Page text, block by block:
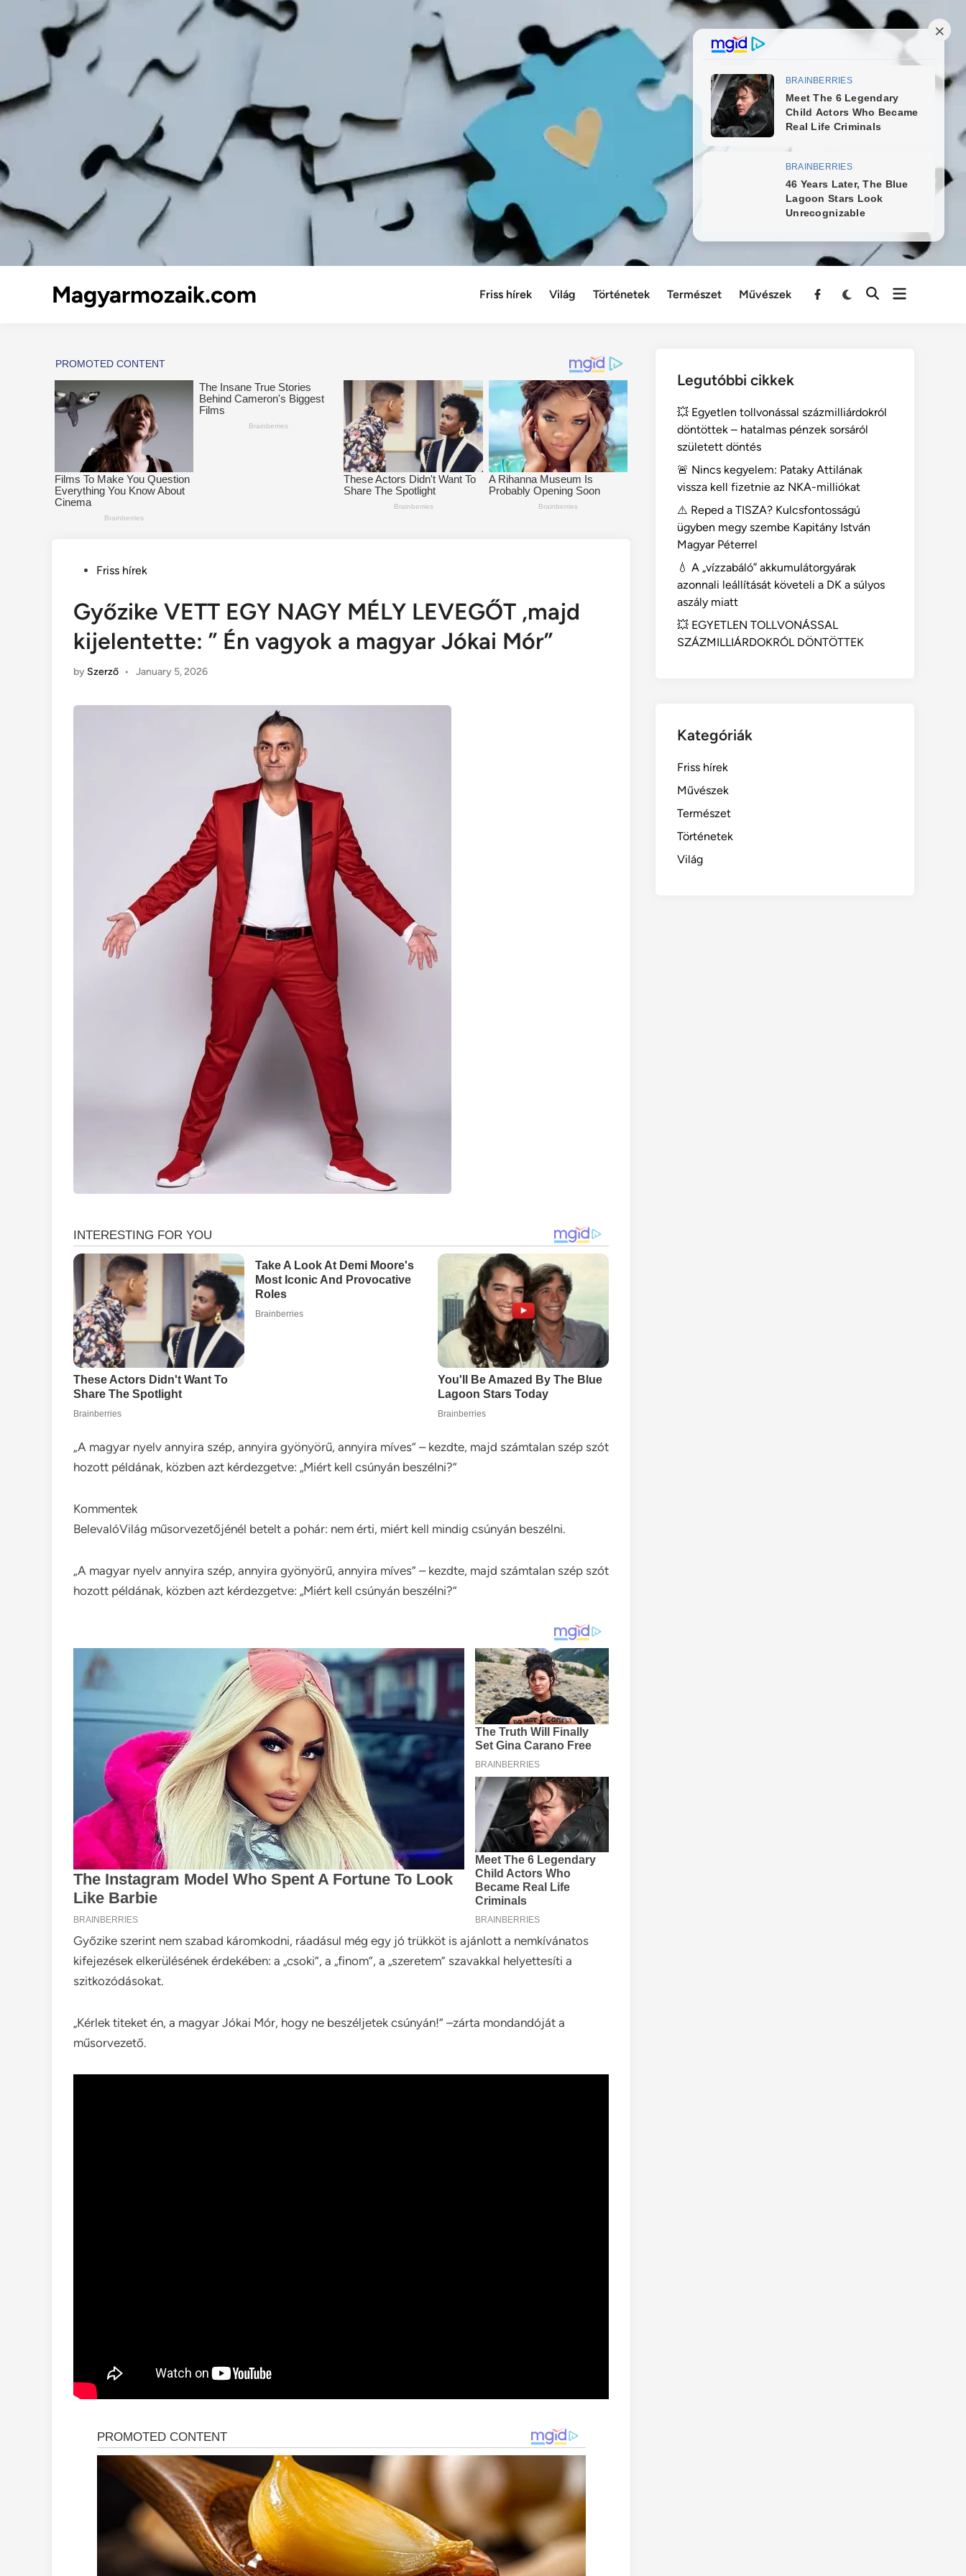
Magyarmozaik.com Friss hírek Világ Történetek Természet Művészek
Menu
PostedFriss hírek
Győzike VETT EGY NAGY MÉLY LEVEGŐT ,majd
kijelentette: ” Én vagyok a magyar Jókai Mór”
by Szerző • January 5, 2026
„A magyar nyelv annyira szép, annyira gyönyörű, annyira míves” – kezdte, majd számtalan szép szót
hozott példának, közben azt kérdezgetve: „Miért kell csúnyán beszélni?”
Kommentek
BelevalóVilág műsorvezetőjénél betelt a pohár: nem érti, miért kell mindig csúnyán beszélni.
„A magyar nyelv annyira szép, annyira gyönyörű, annyira míves” – kezdte, majd számtalan szép szót
hozott példának, közben azt kérdezgetve: „Miért kell csúnyán beszélni?”
Győzike szerint nem szabad káromkodni, ráadásul még egy jó trükköt is ajánlott a nemkívánatos
kifejezések elkerülésének érdekében: a „csoki”, a „finom”, a „szeretem” szavakkal helyettesíti a
szitkozódásokat.
„Kérlek titeket én, a magyar Jókai Mór, hogy ne beszéljetek csúnyán!” –zárta mondandóját a
műsorvezető.
Legutóbbi cikkek
💥 Egyetlen tollvonással százmilliárdokról
döntöttek – hatalmas pénzek sorsáról
született döntés
🚨 Nincs kegyelem: Pataky Attilának
vissza kell fizetnie az NKA-milliókat
⚠️ Reped a TISZA? Kulcsfontosságú
ügyben megy szembe Kapitány István
Magyar Péterrel
💧 A „vízzabáló” akkumulátorgyárak
azonnali leállítását követeli a DK a súlyos
aszály miatt
💥 EGYETLEN TOLLVONÁSSAL
SZÁZMILLIÁRDOKRÓL DÖNTÖTTEK
Kategóriák
Friss hírek
Művészek
Természet
Történetek
Világ